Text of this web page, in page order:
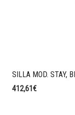
412,61€